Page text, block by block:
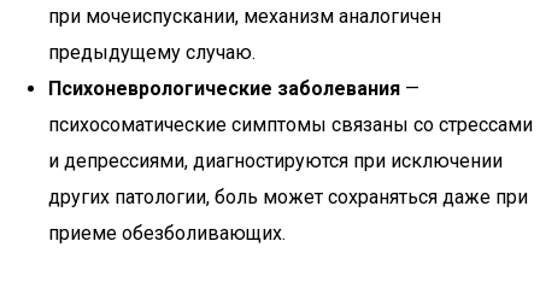
при мочеиспускании, механизм аналогичен
предыдущему случаю.
Психоневрологические заболевания —
психосоматические симптомы связаны со стрессами
и депрессиями, диагностируются при исключении
других патологии, боль может сохраняться даже при
приеме обезболивающих.